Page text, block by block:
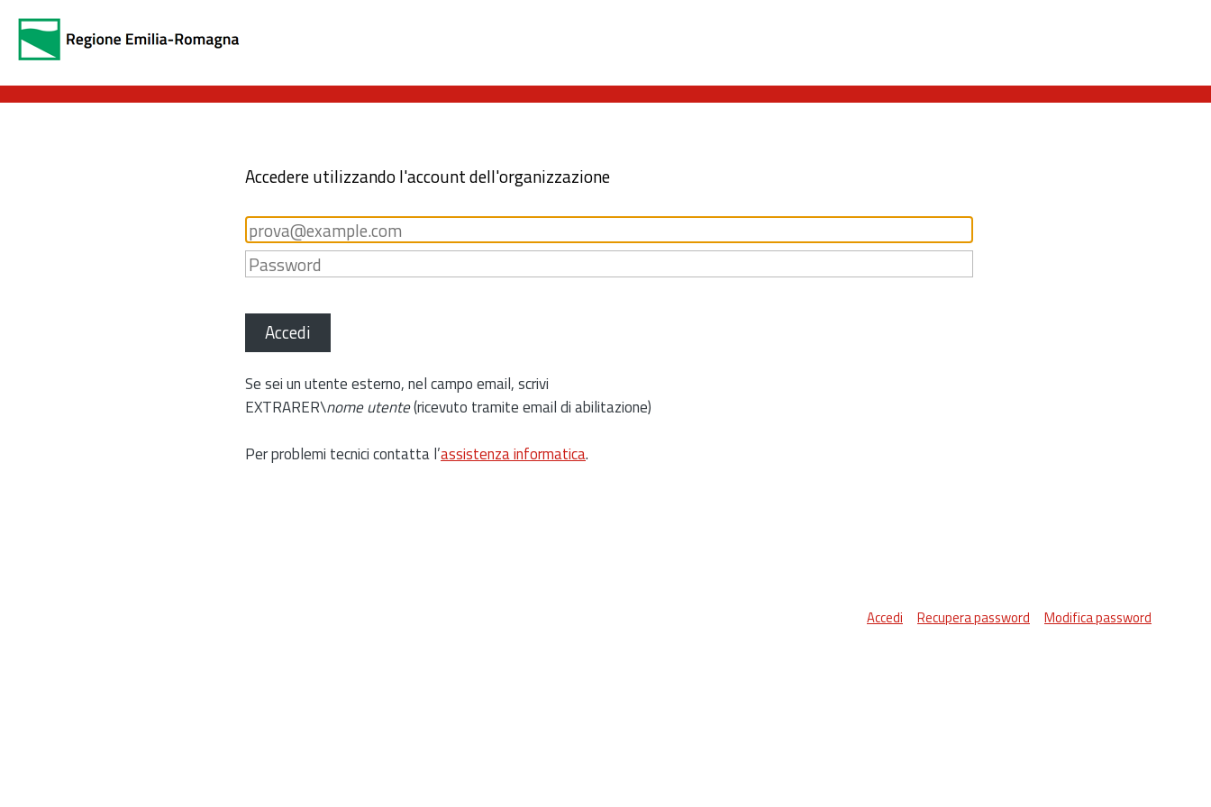
Accedere utilizzando l'account dell'organizzazione
Accedi
Se sei un utente esterno, nel campo email, scrivi
EXTRARER\nome utente(ricevuto tramite email di abilitazione)
Per problemi tecnici contatta l’assistenza informatica.
Accedi Recupera password Modifica password